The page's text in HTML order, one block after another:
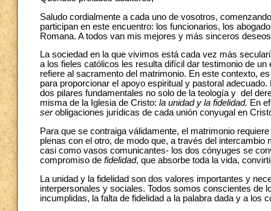
Saludo cordialmente a cada uno de vosotros,
participan en este encuentro: los funcionarios, los
Romana. A todos van mis mejores y más sinceros
La sociedad en la que vivimos está cada vez más
a los fieles católicos les resulta difícil dar testimonio de
refiere al sacramento del matrimonio. En este contexto,
para proporcionar el apoyo espiritual y pastoral
dos pilares fundamentales no solo de la teología y del
misma de la Iglesia de Cristo: la unidad y la fidelidad. En
serobligaciones jurídicas de cada unión conyugal en
Para que se contraiga válidamente, el matrimonio
plenas con el otro, de modo que, a través del
casi como vasos comunicantes- los dos cónyuges se
compromiso de fidelidad, que absorbe toda la vida,
La unidad y la fidelidad son dos valores importantes y
interpersonales y sociales. Todos somos conscientes de
incumplidas, la falta de fidelidad a la palabra dada y a los